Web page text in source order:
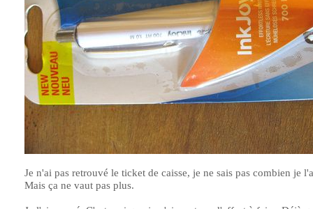
Je n'ai pas retrouvé le ticket de caisse, je ne sais pas combien je
Mais ça ne vaut pas plus.